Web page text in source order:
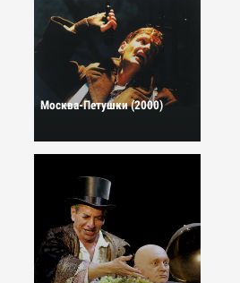
Москва-Петушки (2000)